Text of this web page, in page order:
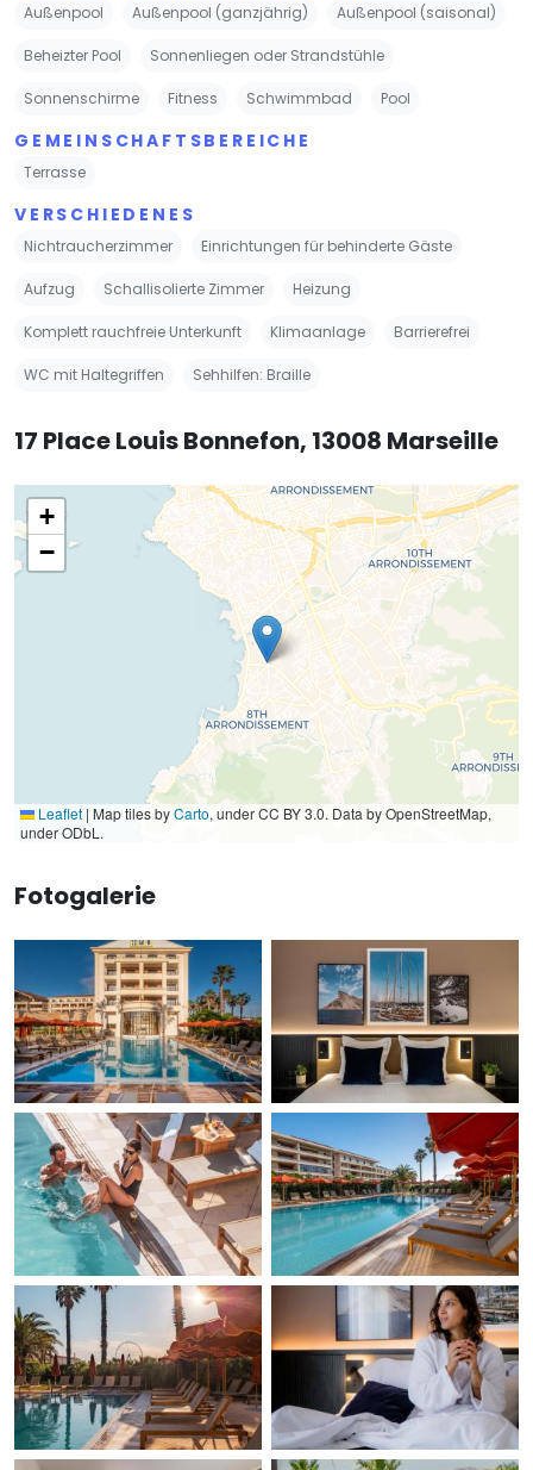
Außenpool Außenpool (ganzjährig) Außenpool (saisonal)
Beheizter Pool Sonnenliegen oder Strandstühle
Sonnenschirme Fitness Schwimmbad Pool
GEMEINSCHAFTSBEREICHE
Terrasse
VERSCHIEDENES
Nichtraucherzimmer Einrichtungen für behinderte Gäste
Aufzug Schallisolierte Zimmer Heizung
Komplett rauchfreie Unterkunft Klimaanlage Barrierefrei
WC mit Haltegriffen Sehhilfen: Braille
17 Place Louis Bonnefon, 13008 Marseille
+
−
Leaflet | Map tiles byCarto, under CC BY 3.0. Data by OpenStreetMap,
under ODbL.
Fotogalerie